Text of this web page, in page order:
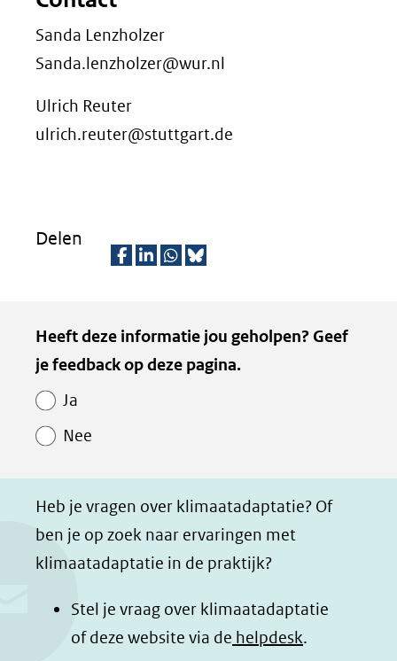
Sanda Lenzholzer
Sanda.lenzholzer@wur.nl
Ulrich Reuter
ulrich.reuter@stuttgart.de
Delen
l
e
a
b
o
o
l
e
d
I
l
e
h
t
a
p
z
e
n
d
l
e
Kopie
van
Paginawaardering
Heeft deze informatie jou geholpen? Geef
je feedback op deze pagina.
Ja
Nee
Heb je vragen over klimaatadaptatie? Of
ben je op zoek naar ervaringen met
klimaatadaptatie in de praktijk?
Stel je vraag over klimaatadaptatie
of deze website via de helpdesk.